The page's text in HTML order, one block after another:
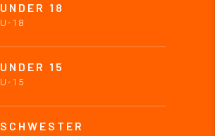
UNDER 18
U-18
UNDER 15
U-15
SCHWESTER